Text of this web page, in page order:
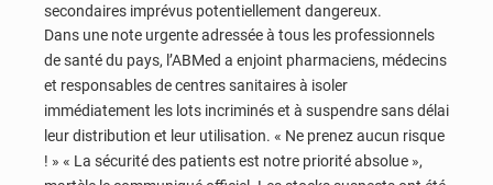
secondaires imprévus potentiellement dangereux.
Dans une note urgente adressée à tous les professionnels
de santé du pays, l’ABMed a enjoint pharmaciens, médecins
et responsables de centres sanitaires à isoler
immédiatement les lots incriminés et à suspendre sans délai
leur distribution et leur utilisation. « Ne prenez aucun risque
! » « La sécurité des patients est notre priorité absolue »,